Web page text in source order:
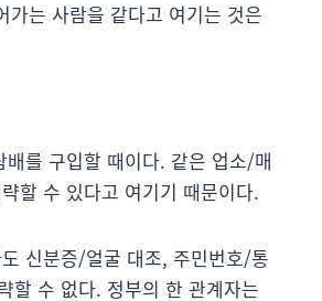
가는 사람을 같다고 여기는 것은
를 구입할 때이다. 같은 업소/매
할 수 있다고 여기기 때문이다.
신분증/얼굴 대조, 주민번호/통
할 수 없다. 정부의 한 관계자는